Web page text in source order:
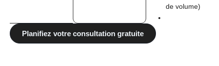
de volume)
Planifiez votre consultation gratuite